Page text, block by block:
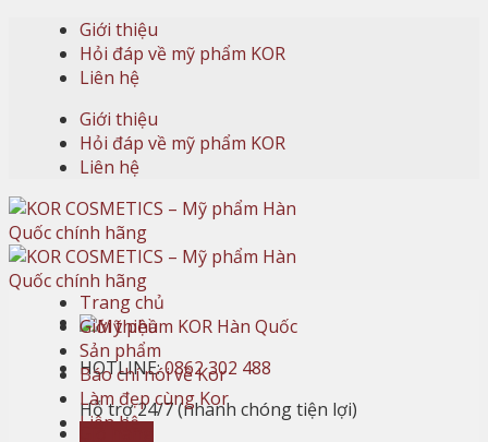
content
Giới thiệu
Hỏi đáp về mỹ phẩm KOR
Liên hệ
Giới thiệu
Hỏi đáp về mỹ phẩm KOR
Liên hệ
HOTLINE:0862 302 488
Hỗ trợ 24/7 (nhanh chóng tiện lợi)
Trang chủ
Giới thiệu
Sản phẩm
Báo chí nói về Kor
Làm đẹp cùng Kor
Liên hệ